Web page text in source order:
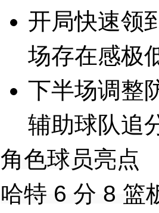
开局快速领
场存在感极
下半场调整
辅助球队追
角色球员亮点
哈特 6 分 8 篮